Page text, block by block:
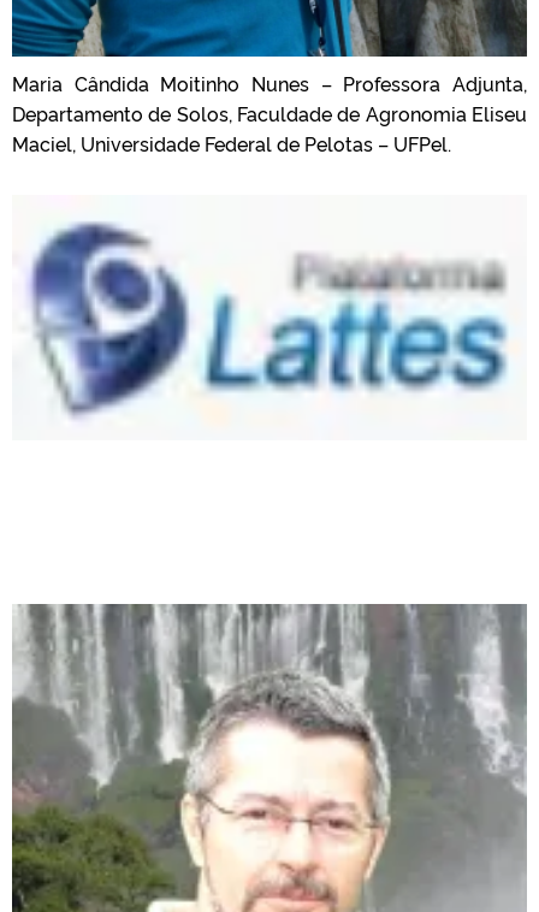
Maria Cândida Moitinho Nunes – Professora Adjunta,
Departamento de Solos, Faculdade de Agronomia Eliseu
Maciel, Universidade Federal de Pelotas – UFPel.